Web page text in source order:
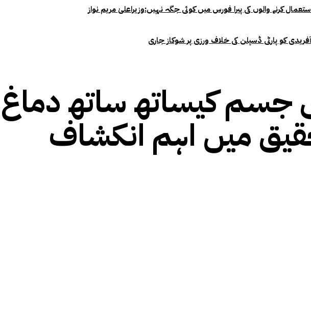
کو پارٹی ڈسپلن کی خلاف ورزی پر شوکاز جاری
جسم کیساتھ ساتھ دماغ
میں اہم انکشاف